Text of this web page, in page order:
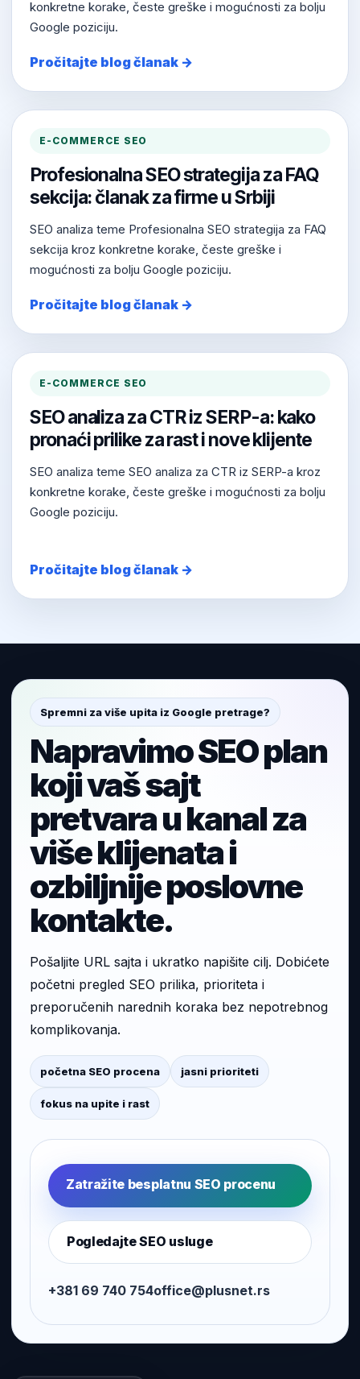
konkretne korake, česte greške i mogućnosti za bolju
Google poziciju.
Pročitajte blog članak →
E-COMMERCE SEO
Profesionalna SEO strategija za FAQ
sekcija: članak za firme u Srbiji
SEO analiza teme Profesionalna SEO strategija za FAQ
sekcija kroz konkretne korake, česte greške i
mogućnosti za bolju Google poziciju.
Pročitajte blog članak →
E-COMMERCE SEO
SEO analiza za CTR iz SERP-a: kako
pronaći prilike za rast i nove klijente
SEO analiza teme SEO analiza za CTR iz SERP-a kroz
konkretne korake, česte greške i mogućnosti za bolju
Google poziciju.
Pročitajte blog članak →
Spremni za više upita iz Google pretrage?
Napravimo SEO plan
koji vaš sajt
pretvara u kanal za
više klijenata i
ozbiljnije poslovne
kontakte.
Pošaljite URL sajta i ukratko napišite cilj. Dobićete
početni pregled SEO prilika, prioriteta i
preporučenih narednih koraka bez nepotrebnog
komplikovanja.
početna SEO procena jasni prioriteti
fokus na upite i rast
Zatražite besplatnu SEO procenu
Pogledajte SEO usluge
+381 69 740 754office@plusnet.rs